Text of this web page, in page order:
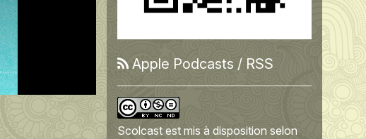
Apple Podcasts / RSS
Scolcast est mis à disposition selon